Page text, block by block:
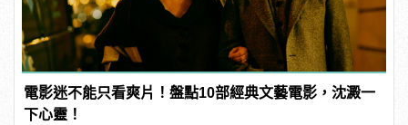
電影迷不能只看爽片！盤點10部經典文藝電影，沈澱一
下心靈！